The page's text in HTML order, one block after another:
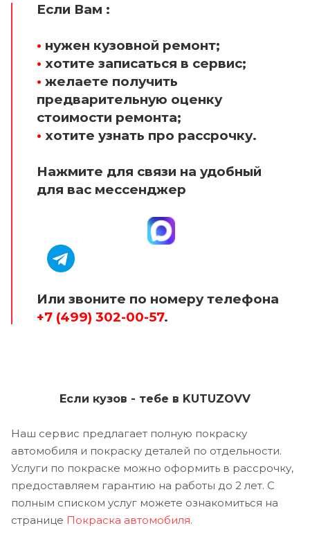
Если Вам :
• нужен кузовной ремонт;
• хотите записаться в сервис;
• желаете получить
предварительную оценку
стоимости ремонта;
• хотите узнать про рассрочку.
Нажмите для связи на удобный
для вас мессенджер
Или звоните по номеру телефона
+7 (499) 302-00-57.
Если кузов - тебе в KUTUZOVV
Наш сервис предлагает полную покраску
автомобиля и покраску деталей по отдельности.
Услуги по покраске можно оформить в рассрочку,
предоставляем гарантию на работы до 2 лет. С
полным списком услуг можете ознакомиться на
странице Покраска автомобиля.